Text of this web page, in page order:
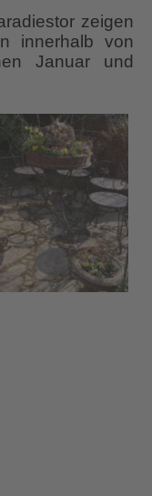
zeigen
innerhalb von
Januar und